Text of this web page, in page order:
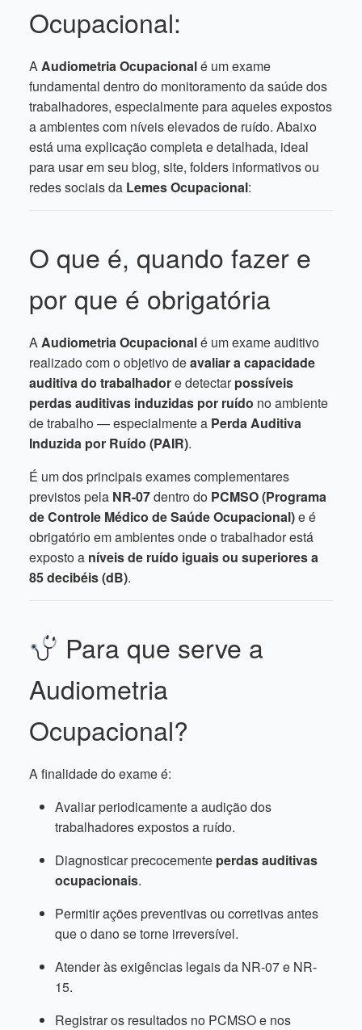
Ocupacional:
AAudiometria Ocupacionalé um exame
fundamental dentro do monitoramento da saúde dos
trabalhadores, especialmente para aqueles expostos
a ambientes com níveis elevados de ruído. Abaixo
está uma explicação completa e detalhada, ideal
para usar em seu blog, site, folders informativos ou
redes sociais da Lemes Ocupacional:
O que é, quando fazer e
por que é obrigatória
AAudiometria Ocupacionalé um exame auditivo
realizado com o objetivo deavaliar a capacidade
auditiva do trabalhadore detectarpossíveis
perdas auditivas induzidas por ruído no ambiente
de trabalho — especialmente a Perda Auditiva
Induzida por Ruído (PAIR).
É um dos principais exames complementares
previstos pela NR-07dentro do PCMSO (Programa
de Controle Médico de Saúde Ocupacional)e é
obrigatório em ambientes onde o trabalhador está
exposto a níveis de ruído iguais ou superiores a
85 decibéis (dB).
Para que serve a
Audiometria
Ocupacional?
A finalidade do exame é:
Avaliar periodicamente a audição dos
trabalhadores expostos a ruído.
Diagnosticar precocemente perdas auditivas
ocupacionais.
Permitir ações preventivas ou corretivas antes
que o dano se torne irreversível.
Atender às exigências legais da NR-07 e NR-
15.
Registrar os resultados no PCMSO e nos